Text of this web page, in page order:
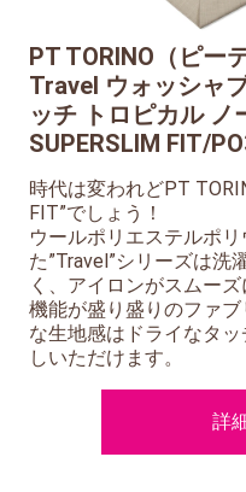
PT TORINO（ピー
Travel ウォッシャ
ッチ トロピカル ノ
SUPERSLIM FIT/
時代は変われどPT
FIT”でしょう！
ウールポリエステルポ
た”Travel”シリーズは洗
く、アイロンがスムー
機能が盛り盛りのファ
な生地感はドライなタ
しいただけます。
詳